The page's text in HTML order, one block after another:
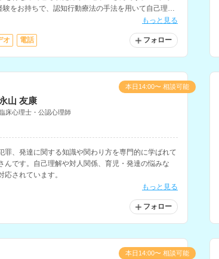
をお持ちで、認知行動療法の手法を用いて自己理解
セルフケアに関する相談にも対応されています。
もっと見る
オ 電話 フォロー
永山 友康
床心理士・公認心理師
罪、発達に関する知識や関わり方を専門的に学ばれて
んです。自己理解や対人関係、育児・発達の悩みな
応されています。
もっと見る
フォロー
本日14:00〜 相談可能
本日14:00〜 相談可能